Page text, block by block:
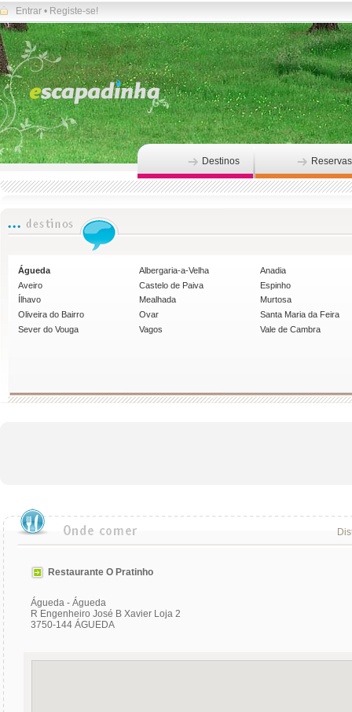
Entrar • Registe-se!
Destinos Reservas
Águeda Albergaria-a-Velha
Anadia
Aveiro
Castelo de Paiva
Espinho
Ílhavo
Mealhada
Murtosa
Oliveira do Bairro
Ovar
Santa Maria da Feira
Sever do Vouga
Vagos Vale de Cambra
Restaurante O Pratinho
Águeda - Águeda
R Engenheiro José B Xavier Loja 2
3750-144 ÁGUEDA